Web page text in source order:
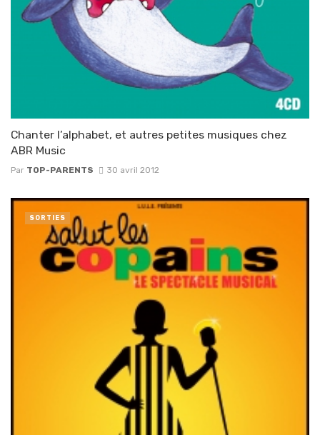
Chanter l’alphabet, et autres petites musiques chez
ABR Music
Par TOP-PARENTS 30 avril 2012
SORTIES